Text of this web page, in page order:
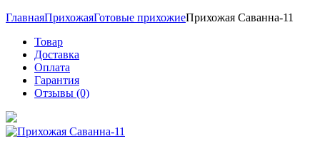
ГлавнаяПрихожаяГотовые прихожиеПрихожая Саванна-11
Товар
Доставка
Оплата
Гарантия
Отзывы (0)